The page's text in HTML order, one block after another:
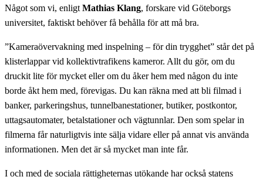
Något som vi, enligt Mathias Klang, forskare vid Göteborgs
universitet, faktiskt behöver få behålla för att må bra.
”Kameraövervakning med inspelning – för din trygghet” står det på
klisterlappar vid kollektivtrafikens kameror. Allt du gör, om du
druckit lite för mycket eller om du åker hem med någon du inte
borde åkt hem med, förevigas. Du kan räkna med att bli filmad i
banker, parkeringshus, tunnelbanestationer, butiker, postkontor,
uttagsautomater, betalstationer och vägtunnlar. Den som spelar in
filmerna får naturligtvis inte sälja vidare eller på annat vis använda
informationen. Men det är så mycket man inte får.
I och med de sociala rättigheternas utökande har också statens